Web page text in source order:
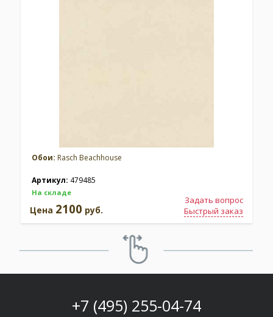
Обои: Rasch Beachhouse
Артикул: 479485
На складе
Задать вопрос
Быстрый заказ
Цена 2100 руб.
+7 (495) 255-04-74